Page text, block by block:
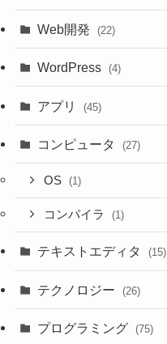
Web開発 (22)
WordPress (4)
アプリ (45)
コンピュータ (27)
OS (1)
コンパイラ (1)
テキストエディタ (15)
テクノロジー (26)
プログラミング (75)